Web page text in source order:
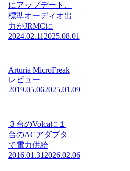
にアップデート、
標準オーディオ出
力がJRMCに
2024.02.112025.08.01
Arturia MicroFreak
レビュー
2019.05.062025.01.09
３台のVolcaに１
台のACアダプタ
で電力供給
2016.01.312026.02.06